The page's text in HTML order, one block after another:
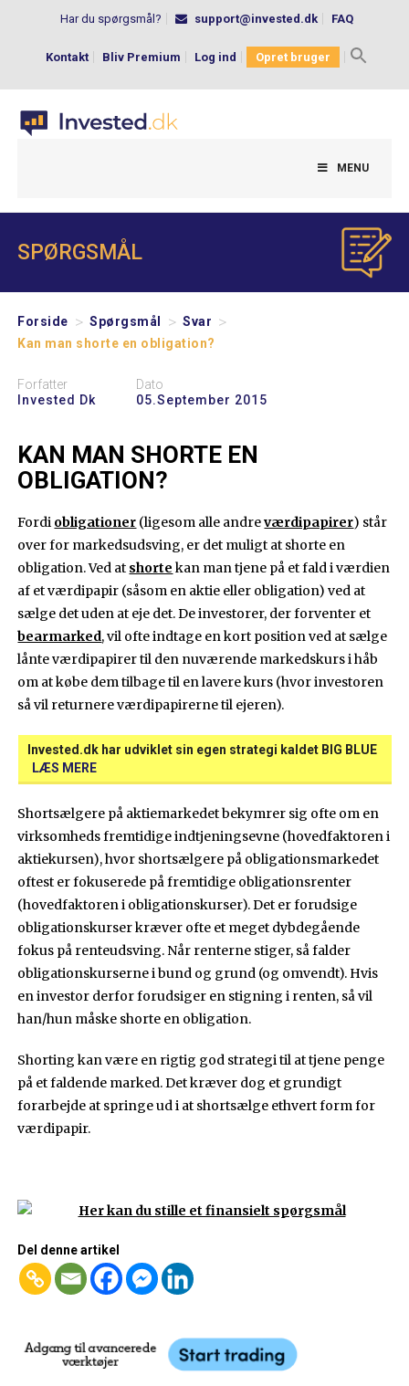
Har du spørgsmål? support@invested.dk FAQ
Kontakt Bliv Premium Log ind Opret bruger
Search
MENU
SPØRGSMÅL
Forside > Spørgsmål > Svar >
Kan man shorte en obligation?
Forfatter
Invested Dk
Dato
05.september 2015
KAN MAN SHORTE EN
OBLIGATION?
Fordi obligationer (ligesom alle andreværdipapirer) står
over for markedsudsving, er det muligt at shorte en
obligation. Ved at shorte kan man tjene på et fald i værdien
af et værdipapir (såsom en aktie eller obligation) ved at
sælge det uden at eje det. De investorer, der forventer et
bearmarked, vil ofte indtage en kort position ved at sælge
lånte værdipapirer til den nuværende markedskurs i håb
om at købe dem tilbage til en lavere kurs (hvor investoren
så vil returnere værdipapirerne til ejeren).
Invested.dk har udviklet sin egen strategi kaldet BIG BLUE
LÆS MERE
Shortsælgere på aktiemarkedet bekymrer sig ofte om en
virksomheds fremtidige indtjeningsevne (hovedfaktoren i
aktiekursen), hvor shortsælgere på obligationsmarkedet
oftest er fokuserede på fremtidige obligationsrenter
(hovedfaktoren i obligationskurser). Det er forudsige
obligationskurser kræver ofte et meget dybdegående
fokus på renteudsving. Når renterne stiger, så falder
obligationskurserne i bund og grund (og omvendt). Hvis
en investor derfor forudsiger en stigning i renten, så vil
han/hun måske shorte en obligation.
Shorting kan være en rigtig god strategi til at tjene penge
på et faldende marked. Det kræver dog et grundigt
forarbejde at springe ud i at shortsælge ethvert form for
værdipapir.
Del denne artikel